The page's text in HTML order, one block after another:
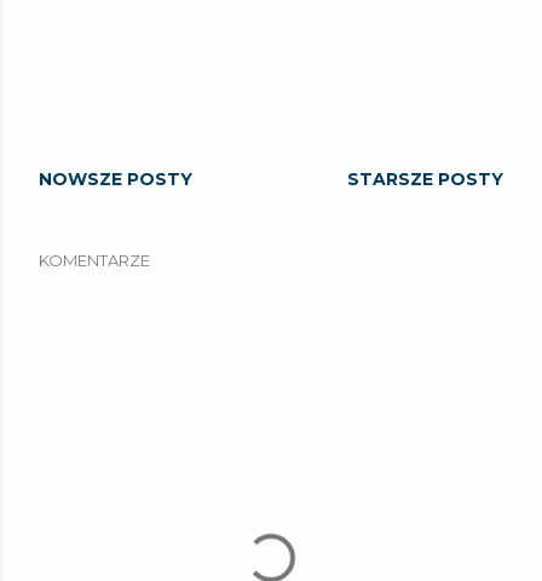
NOWSZE POSTY STARSZE POSTY
KOMENTARZE